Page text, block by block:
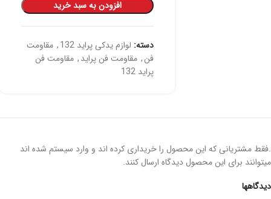
افزودن به سبد خرید
دسته: لوازم یدکی پراید 132 , مقاومت
فن, مقاومت فن پراید, مقاومت فن
پراید 132
دیدگاهها
.فقط مشتریانی که این محصول را خریداری کرده اند و وارد سیستم شده اند
میتوانند برای این محصول دیدگاه ارسال کنند.